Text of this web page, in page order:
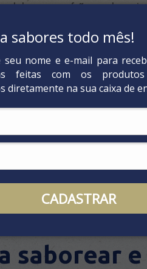
sabores todo mês!
seu nome e e-mail para
feitas com os
diretamente na sua caixa de
CADASTRAR
açafrão e sal, e
os sabores.
médio até o arroz ficar
cozido.
novos
saborear